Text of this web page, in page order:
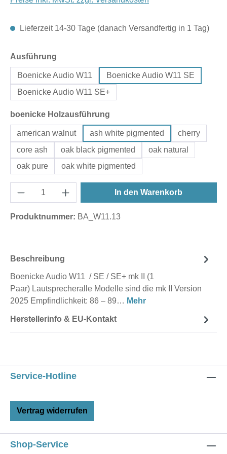
Lieferzeit 14-30 Tage (danach Versandfertig in 1 Tag)
Ausführung
Boenicke Audio W11
Boenicke Audio W11 SE
Boenicke Audio W11 SE+
boenicke Holzausführung
american walnut ash white pigmented
cherry
core ash
oak black pigmented
oak natural
oak pure
oak white pigmented
In den Warenkorb
Produktnummer: BA_W11.13
Beschreibung
Boenicke Audio W11 / SE / SE+ mk II (1
Paar) Lautsprecheralle Modelle sind die mk II Version
2025 Empfindlichkeit: 86 – 89… Mehr
Herstellerinfo & EU-Kontakt
Service-Hotline
Vertrag widerrufen
Shop-Service